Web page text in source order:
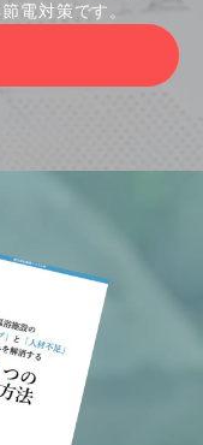
電対策です。